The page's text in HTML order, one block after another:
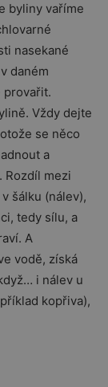
byliny vaříme
nasekané
daném
provařit.
Vždy dejte
se něco
a
Rozdíl mezi
šálku (nálev),
tedy sílu, a
A
vodě, získá
i nálev u
kopřiva),